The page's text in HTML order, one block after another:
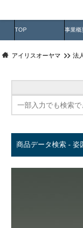
TOP 事業概
アイリスオーヤマ 法
商品データ検索 - 姿